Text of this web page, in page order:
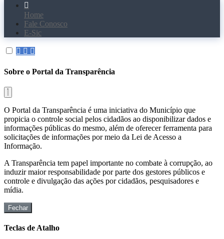
Home
Fale Conosco
E-Sic
Sobre o Portal da Transparência
O Portal da Transparência é uma iniciativa do Município que
propicia o controle social pelos cidadãos ao disponibilizar dados e
informações públicas do mesmo, além de oferecer ferramenta para
solicitações de informações por meio da Lei de Acesso a
Informação.
A Transparência tem papel importante no combate à corrupção, ao
induzir maior responsabilidade por parte dos gestores públicos e
controle e divulgação das ações por cidadãos, pesquisadores e
mídia.
Fechar
Teclas de Atalho